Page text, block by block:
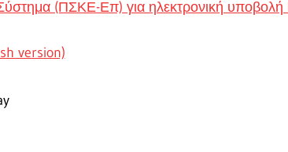
(ΠΣΚΕ-Επ) για ηλεκτρονική υποβολή
version)